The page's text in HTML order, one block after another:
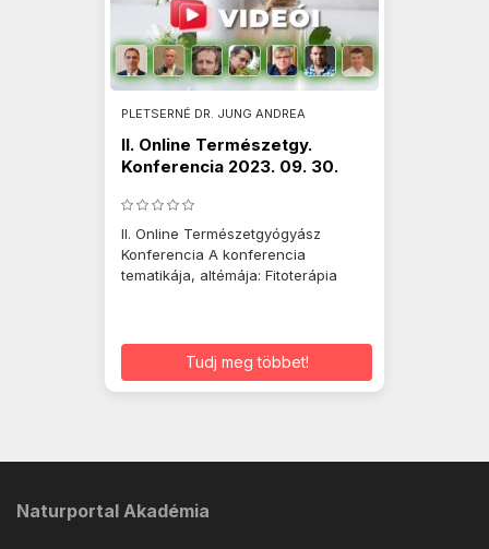
PLETSERNÉ DR. JUNG ANDREA
II. Online Természetgy.
Konferencia 2023. 09. 30.
II. Online Természetgyógyász
Konferencia A konferencia
tematikája, altémája: Fitoterápia
Tudj meg többet!
Naturportal Akadémia